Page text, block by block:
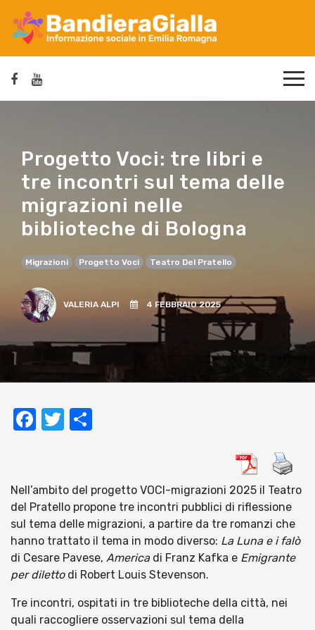
Progetto Voci: tre libri e
tre incontri sul tema delle
migrazioni nelle
biblioteche di Bologna
Migrazioni Progetto Voci Teatro Del Pratello
VALERIA ALPI 4 FEBBRAIO 2025
Facebook
Twitter
Nell’ambito del progetto VOCI-migrazioni 2025 il Teatro
del Pratello propone tre incontri pubblici di riflessione
sul tema delle migrazioni, a partire da tre romanzi che
hanno trattato il tema in modo diverso: La Luna e i falò
di Cesare Pavese, Americadi Franz Kafka e Emigrante
per dilettodi Robert Louis Stevenson.
Tre incontri, ospitati in tre biblioteche della città, nei
quali raccogliere osservazioni sul tema della